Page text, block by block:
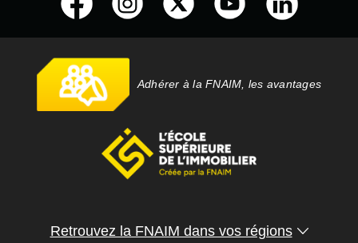
Adhérer à la FNAIM, les avantages
Retrouvez la FNAIM dans vos régions